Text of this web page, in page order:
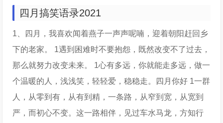
四月搞笑语录2021
1、四月，我喜欢闻着燕子一声声呢喃，迎着朝阳赶回乡
下的老家。 1遇到困难时不要抱怨，既然改变不了过去，
那么就努力改变未来。 1心有多远，你就能走多远，做一
个温暖的人，浅浅笑，轻轻爱，稳稳走。四月你好 1一群
人，从零到有，从有到精，一条路，从窄到宽，从宽到
严，而初心不变。这一路相伴，见过车水马龙，方知行